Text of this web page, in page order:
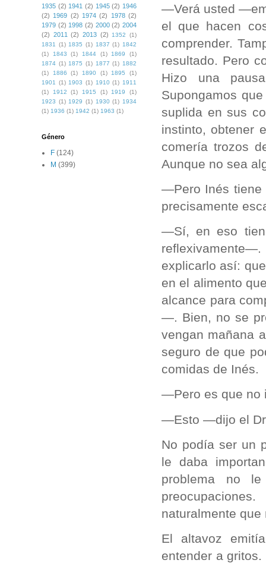
—Verá usted
el que hacen
comprender.
resultado. Pero
Hizo una
Supongamos
suplida en sus
instinto, obtener
comería trozos
Aunque no sea
—Pero Inés tiene
precisamente
—Sí, en eso
explicarlo así:
en el alimento
alcance para
—. Bien, no se
vengan mañana
seguro de que
comidas de Inés.
—Pero es que no
—Esto —dijo el
No podía ser un
le daba
problema no
naturalmente
El altavoz
entender a
1935 (2) 1941 (2) 1945 (2) 1946
(2) 1969 (2) 1974 (2) 1978 (2)
1979 (2) 1998 (2) 2000 (2) 2004
(2) 2011 (2) 2013 (2) 1352
(1)
1831 (1) 1835 (1) 1837 (1) 1842
(1)
1843 (1) 1844 (1) 1869
(1)
1874 (1) 1875 (1) 1877 (1) 1882
(1)
1886 (1) 1890 (1) 1895
(1)
1901 (1) 1903 (1) 1910 (1) 1911
(1)
1912 (1) 1915 (1) 1919
(1)
1923 (1) 1929 (1) 1930 (1) 1934
(1) 1936 (1) 1942 (1) 1963 (1)
Género
F (124)
M (399)